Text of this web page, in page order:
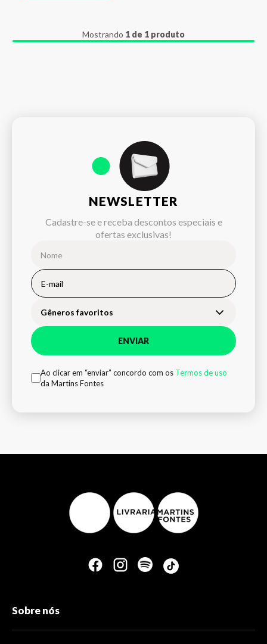
Mostrando 1 de 1 produto
NEWSLETTER
Cadastre-se e receba descontos especiais e
ofertas exclusivas!
Gêneros favoritos
ENVIAR
Ao clicar em “enviar” concordo com os Termos de uso
da Martins Fontes
Sobre nós